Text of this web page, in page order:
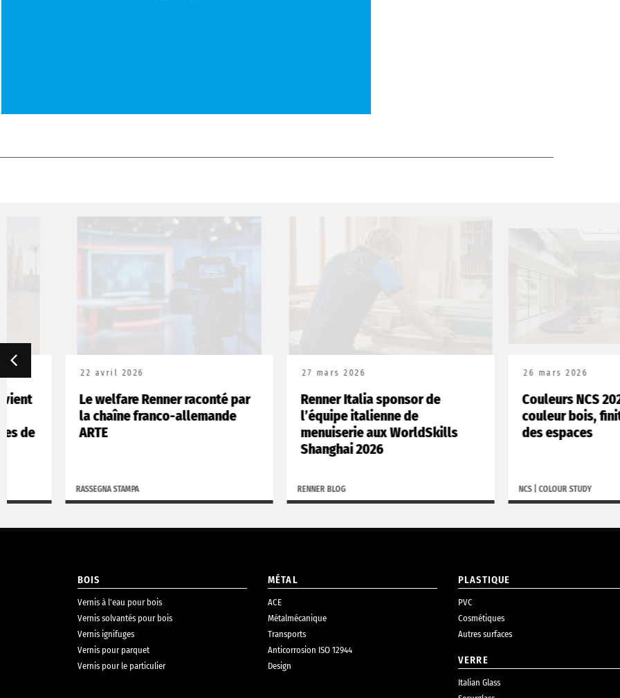
22 avril 2026
Le welfare Renner raconté par
la chaîne franco-allemande
ARTE
RASSEGNA STAMPA
27 mars 2026
Renner Italia sponsor de
l’équipe italienne de
menuiserie aux WorldSkills
Shanghai 2026
26 mars 2026
Couleurs NCS 2027 :
couleur bois, finitions et
des espaces
COLOUR STUDY
BOIS
Vernis à l’eau pour bois
Vernis solvantés pour bois
Vernis ignifuges
Vernis pour parquet
Vernis pour le particulier
MÉTAL
ACE
Métalmécanique
Transports
Anticorrosion ISO 12944
Design
PLASTIQUE
PVC
Cosmétiques
Autres surfaces
VERRE
Italian Glass